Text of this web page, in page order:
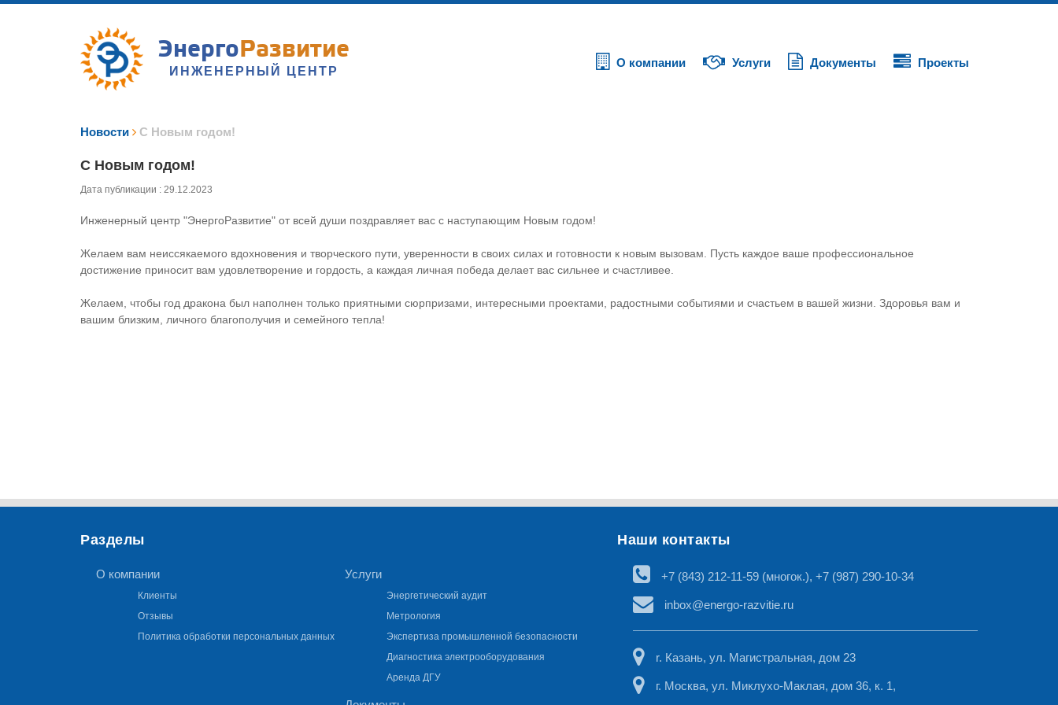
ЭнергоРазвитие
ИНЖЕНЕРНЫЙ ЦЕНТР
О компании Услуги Документы Проекты
Новости С Новым годом!
С Новым годом!
Дата публикации : 29.12.2023
Инженерный центр "ЭнергоРазвитие" от всей души поздравляет вас с наступающим Новым годом!
Желаем вам неиссякаемого вдохновения и творческого пути, уверенности в своих силах и готовности к новым вызовам. Пусть каждое ваше профессиональное
достижение приносит вам удовлетворение и гордость, а каждая личная победа делает вас сильнее и счастливее.
Желаем, чтобы год дракона был наполнен только приятными сюрпризами, интересными проектами, радостными событиями и счастьем в вашей жизни. Здоровья вам и
вашим близким, личного благополучия и семейного тепла!
Разделы
О компании
Клиенты
Отзывы
Политика обработки персональных данных
Услуги
Энергетический аудит
Метрология
Экспертиза промышленной безопасности
Диагностика электрооборудования
Аренда ДГУ
Наши контакты
+7 (843) 212-11-59 (многок.), +7 (987) 290-10-34
inbox@energo-razvitie.ru
r. Казань, ул. Магистральная, дом 23
г. Москва, ул. Миклухо-Маклая, дом 36, к. 1,